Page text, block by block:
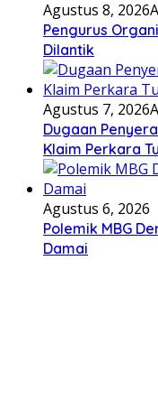
Agustus 8, 2026
Pengurus
Dilantik
Agustus 7, 2026
Dugaan
Klaim Perkara
Agustus 6, 2026
Polemik MBG
Damai